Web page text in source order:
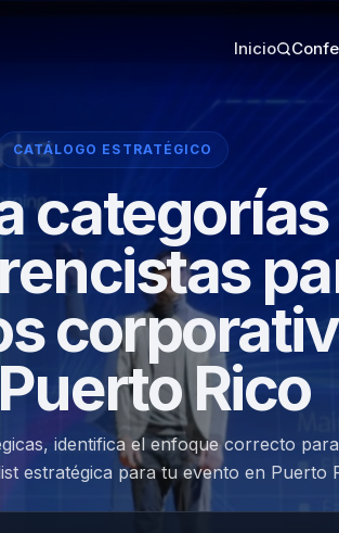
Inicio
CATÁLOGO ESTRATÉGICO
Rico
identifica el enfoque correcto
estratégica para tu evento en Puerto